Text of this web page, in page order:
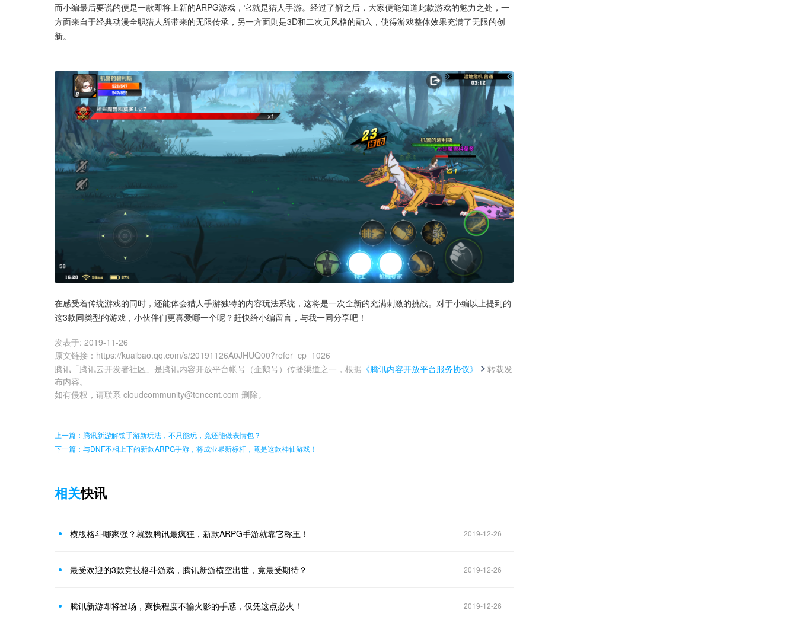
而小编最后要说的便是一款即将上新的ARPG游戏，它就是猎人手游。经过了解之后，大家便能知道此款游戏的魅力之处，一
方面来自于经典动漫全职猎人所带来的无限传承，另一方面则是3D和二次元风格的融入，使得游戏整体效果充满了无限的创
新。
在感受着传统游戏的同时，还能体会猎人手游独特的内容玩法系统，这将是一次全新的充满刺激的挑战。对于小编以上提到的
这3款同类型的游戏，小伙伴们更喜爱哪一个呢？赶快给小编留言，与我一同分享吧！
发表于: 2019-11-26
原文链接 ： https://kuaibao.qq.com/s/20191126A0JHUQ00?refer=cp_1026
腾讯「腾讯云开发者社区」是腾讯内容开放平台帐号（企鹅号）传播渠道之一，根据 《腾讯内容开放平台服务协议》
转载发
布内容。
如有侵权，请联系 cloudcommunity@tencent.com 删除。
上一篇：腾讯新游解锁手游新玩法，不只能玩，竟还能做表情包？
下一篇：与DNF不相上下的新款ARPG手游，将成业界新标杆，竟是这款神仙游戏！
相关快讯
横版格斗哪家强？就数腾讯最疯狂，新款ARPG手游就靠它称王！ 2019-12-26
最受欢迎的3款竞技格斗游戏，腾讯新游横空出世，竟最受期待？ 2019-12-26
腾讯新游即将登场，爽快程度不输火影的手感，仅凭这点必火！ 2019-12-26